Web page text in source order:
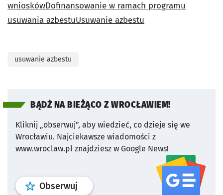
wnioskówDofinansowanie w ramach programu
usuwania azbestuUsuwanie azbestu
usuwanie azbestu
BĄDŹ NA BIEŻĄCO Z WROCŁAWIEM!
Kliknij „obserwuj”, aby wiedzieć, co dzieje się we
Wrocławiu. Najciekawsze wiadomości z
www.wroclaw.pl znajdziesz w Google News!
Obserwuj profil serwisu